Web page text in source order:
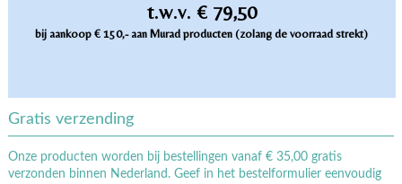
t.w.v. € 79,50
bij aankoop € 150,- aan Murad producten (zolang de voorraad strekt)
Gratis verzending
Onze producten worden bij bestellingen vanaf € 35,00 gratis
verzonden binnen Nederland. Geef in het bestelformulier eenvoudig